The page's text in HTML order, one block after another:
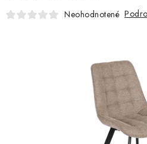
JEDÁLENSKÉ STOLIČKY
Neohodnotené